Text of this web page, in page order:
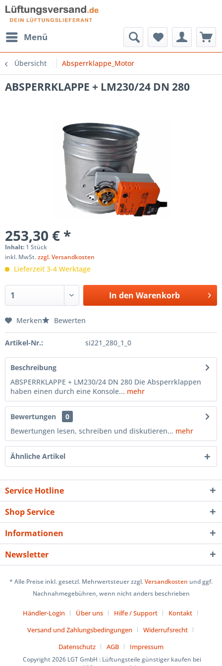
Menü
Übersicht Absperrklappe_Motor
ABSPERRKLAPPE + LM230/24 DN 280
253,30 € *
Inhalt: 1 Stück
inkl. MwSt.zzgl. Versandkosten
Lieferzeit 3-4 Werktage
In den Warenkorb
Merken Bewerten
Artikel-Nr.: si221_280_1_0
Beschreibung
ABSPERRKLAPPE + LM230/24 DN 280 Die Absperrklappen
haben einen durch eine Konsole... mehr
Bewertungen
0
Bewertungen lesen, schreiben und diskutieren... mehr
Ähnliche Artikel
Service Hotline
Shop Service
Informationen
Newsletter
* Alle Preise inkl. gesetzl. Mehrwertsteuer zzgl.Versandkosten und ggf.
Nachnahmegebühren, wenn nicht anders beschrieben
Händler-Login Über uns Hilfe / Support
Kontakt
Versand und Zahlungsbedingungen
Widerrufsrecht
Datenschutz
AGB Impressum
Copyright 2026 LGT GmbH : Lüftungsteile günstiger kaufen bei